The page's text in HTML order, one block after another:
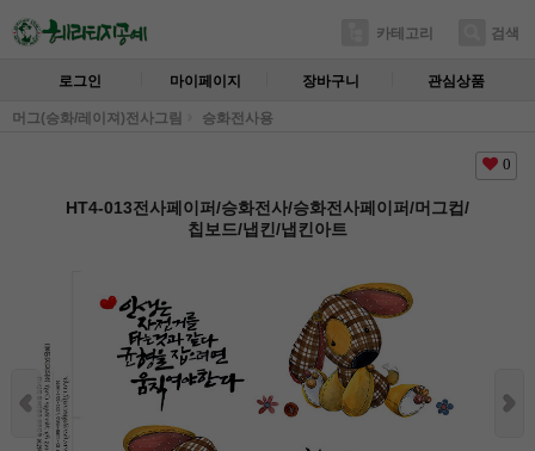
카테고리 검색
로그인 마이페이지 장바구니 관심상품
머그(승화/레이져)전사그림 승화전사용
0
HT4-013전사페이퍼/승화전사/승화전사페이퍼/머그컵/
칩보드/냅킨/냅킨아트